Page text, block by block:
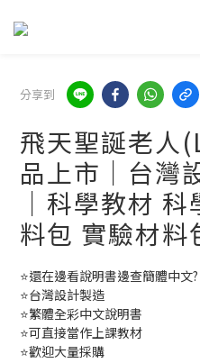
分享到
飛天聖誕老人
品上市｜台灣
｜科學教材
料包 實驗材料
⭐還在邊看說明書邊查簡體中文?
⭐台灣設計製造
⭐繁體全彩中文說明書
⭐可直接當作上課教材
⭐歡迎大量採購